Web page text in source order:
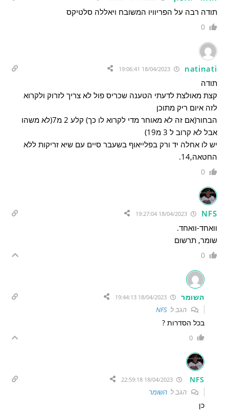
תודה רבה על הפריוויו המשובח ויאללה סלטיקס
0
natinati
18/04/2023 19:06:41
תודה
קצת מאולצת לדעתי הטענה שכריס פול לא צריך לזרוק ולקרוא
לזה איום ריק מתוכן
הבחור(אם זה לא מאוחר מדי לקרוא לו כך) קלע 2 מ7(לא משהו
אבל לא קרוב ל 3 מ19)
יש לו אחלה יד ורק בפלייאוף בשעבר סיים עם שיא זריקות ללא
החטאה,14.
0
NFS
וואחד-וואחד.
שומר, תרשום
0
השומר
הגב לNFS
בכל הסדרות ?
0
NFS
הגב להשומר
כן